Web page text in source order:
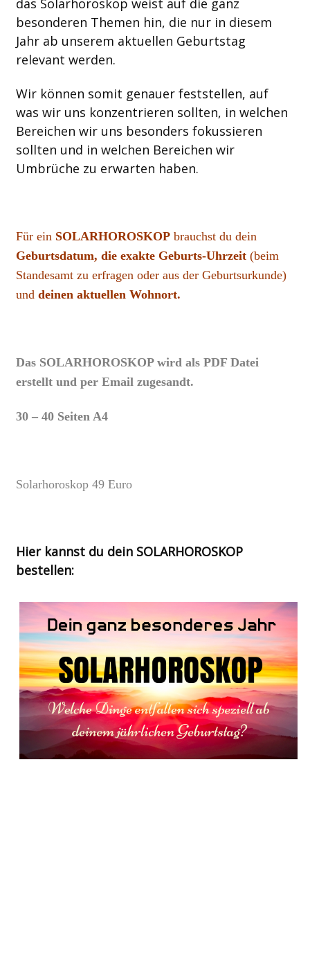
das Solarhoroskop weist auf die ganz
besonderen Themen hin, die nur in diesem
Jahr ab unserem aktuellen Geburtstag
relevant werden.
Wir können somit genauer feststellen, auf
was wir uns konzentrieren sollten, in welchen
Bereichen wir uns besonders fokussieren
sollten und in welchen Bereichen wir
Umbrüche zu erwarten haben.
Für ein SOLARHOROSKOPbrauchst du dein
Geburtsdatum, die exakte Geburts-Uhrzeit(beim
Standesamt zu erfragen oder aus der Geburtsurkunde)
und deinen aktuellen Wohnort.
Das SOLARHOROSKOP wird als PDF Datei
erstellt und per Email zugesandt.
30 – 40 Seiten A4
Solarhoroskop 49 Euro
Hier kannst du dein SOLARHOROSKOP
bestellen: